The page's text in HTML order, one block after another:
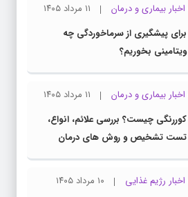
اخبار بیماری و درمان
۱۱ مرداد ۱۴۰۵
برای پیشگیری از سرماخوردگی چه
ویتامینی بخوریم؟
اخبار بیماری و درمان
۱۱ مرداد ۱۴۰۵
کوررنگی چیست؟ بررسی علائم، انواع،
تست تشخیص و روش های درمان
اخبار رژیم غذایی
۱۰ مرداد ۱۴۰۵